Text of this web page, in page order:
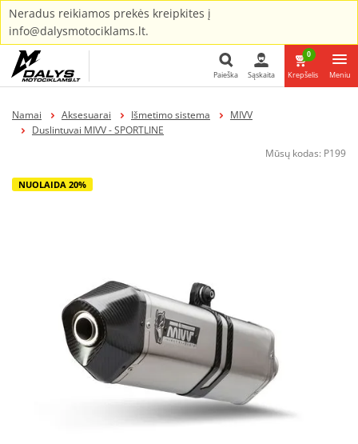
Neradus reikiamos prekės kreipkites į
info@dalysmotociklams.lt.
Paieška Sąskaita
0
Krepšelis Meniu
Namai Aksesuarai Išmetimo sistema
MIVV
Duslintuvai MIVV - SPORTLINE
Mūsų kodas: P199
NUOLAIDA 20%